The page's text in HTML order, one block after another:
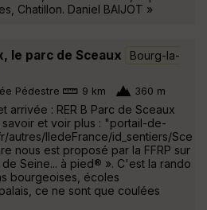
Chatillon. Daniel BAIJOT »
le parc de Sceaux
Bourg-la-
Pédestre 9 km 360 m
arrivée : RER B Parc de Sceaux
savoir et voir plus : "portail-de-
autres/IledeFrance/id_sentiers/Sce
nous est proposé par la FFRP sur
Seine... à pied® ». C'est la rando
bourgeoises, écoles
ce ne sont que coulées